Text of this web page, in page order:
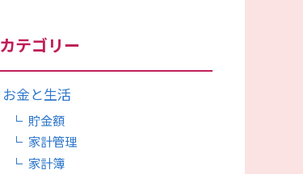
カテゴリー
お金と生活
貯金額
家計管理
家計簿